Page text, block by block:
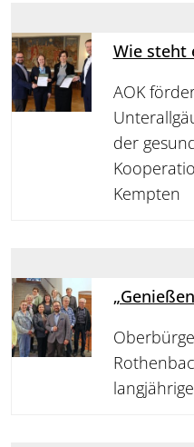
Wie steht
AOK
der
Kempten